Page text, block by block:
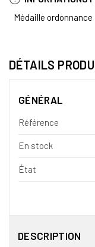
Médaille
DÉTAILS
GÉNÉRAL
Référence
En stock
État
DESCRIPTION